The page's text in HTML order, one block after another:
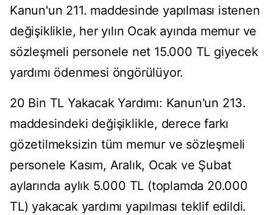
Kanun'un 211. maddesinde yapılması istenen
değişiklikle, her yılın Ocak ayında memur ve
sözleşmeli personele net 15.000 TL giyecek
yardımı ödenmesi öngörülüyor.
20 Bin TL Yakacak Yardımı: Kanun'un 213.
maddesindeki değişiklikle, derece farkı
gözetilmeksizin tüm memur ve sözleşmeli
personele Kasım, Aralık, Ocak ve Şubat
aylarında aylık 5.000 TL (toplamda 20.000
TL) yakacak yardımı yapılması teklif edildi.